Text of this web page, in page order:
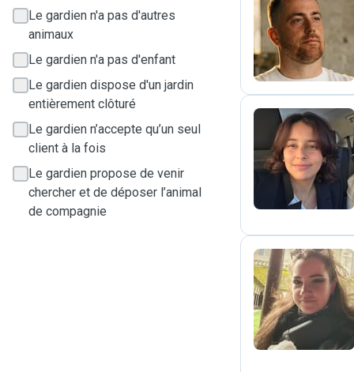
Le gardien n'a pas d'autres
animaux
Le gardien n'a pas d'enfant
Le gardien dispose d'un jardin
entièrement clôturé
Le gardien n’accepte qu’un seul
client à la fois
Le gardien propose de venir
chercher et de déposer l’animal
de compagnie
P
C
M